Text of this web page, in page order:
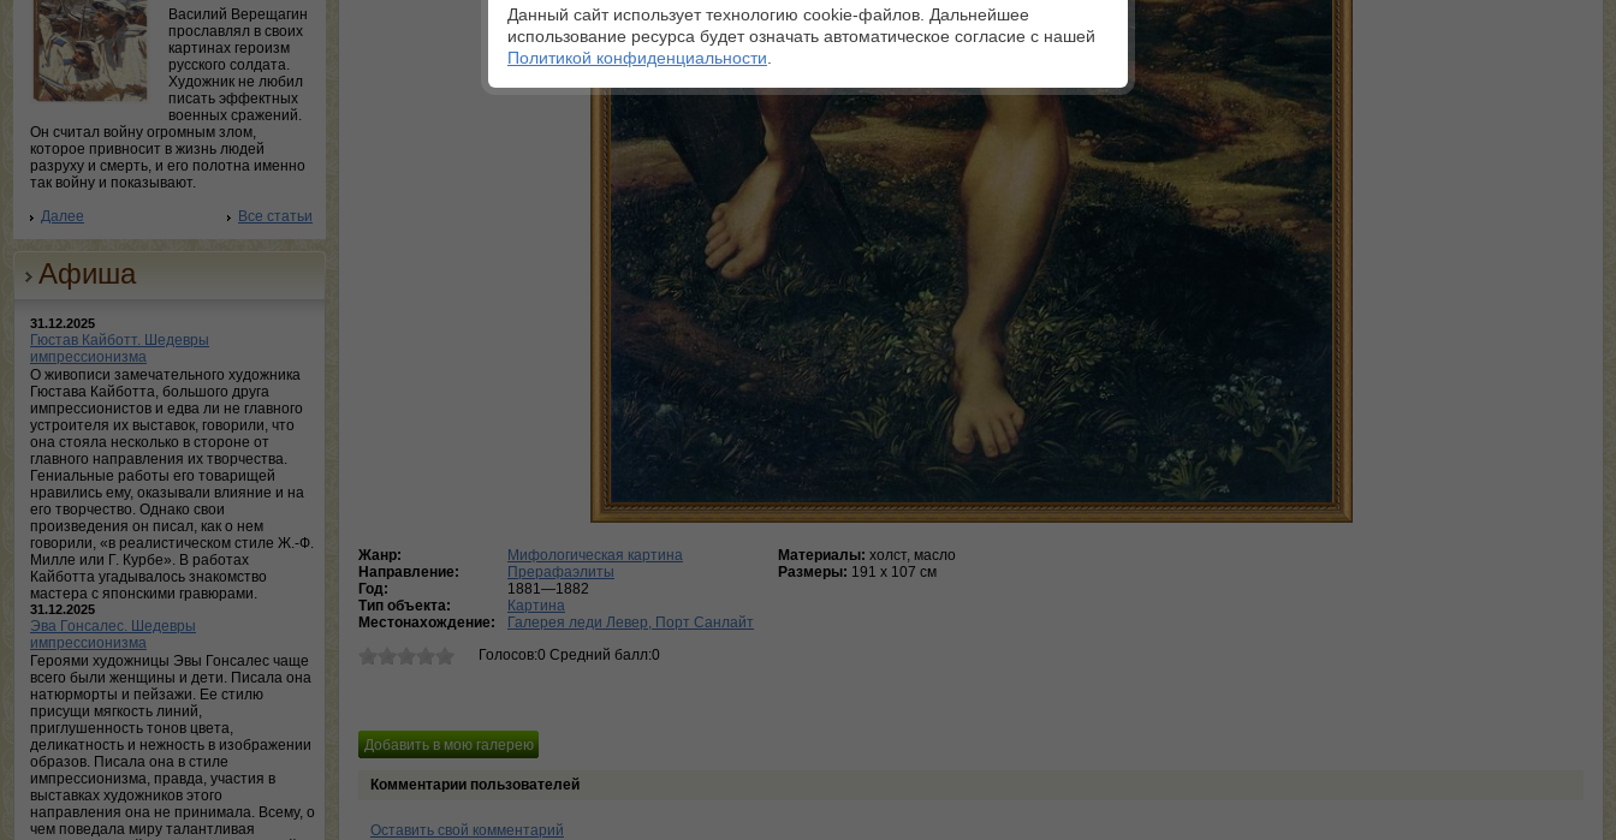
Василий Верещагин
прославлял в своих
картинах героизм
русского солдата.
Художник не любил
писать эффектных
военных сражений.
Он считал войну огромным злом,
которое привносит в жизнь людей
разруху и смерть, и его полотна именно
так войну и показывают.
Далее
Все статьи
Афиша
31.12.2025
Гюстав Кайботт. Шедевры
импрессионизма
О живописи замечательного художника
Гюстава Кайботта, большого друга
импрессионистов и едва ли не главного
устроителя их выставок, говорили, что
она стояла несколько в стороне от
главного направления их творчества.
Гениальные работы его товарищей
нравились ему, оказывали влияние и на
его творчество. Однако свои
произведения он писал, как о нем
говорили, «в реалистическом стиле Ж.-Ф.
Милле или Г. Курбе». В работах
Кайботта угадывалось знакомство
мастера с японскими гравюрами.
31.12.2025
Эва Гонсалес. Шедевры
импрессионизма
Героями художницы Эвы Гонсалес чаще
всего были женщины и дети. Писала она
натюрморты и пейзажи. Ее стилю
присущи мягкость линий,
приглушенность тонов цвета,
деликатность и нежность в изображении
образов. Писала она в стиле
импрессионизма, правда, участия в
выставках художников этого
направления она не принимала. Всему, о
чем поведала миру талантливая
Жанр:
Мифологическая картина
Направление:
Прерафаэлиты
Год:
1881—1882
Тип объекта:
Картина
Местонахождение:
Галерея леди Левер, Порт Санлайт
Голосов:0 Средний балл:0
Материалы: холст, масло
Размеры: 191 х 107 см
Комментарии пользователей
Оставить свой комментарий
Данный сайт использует технологию cookie-файлов. Дальнейшее
использование ресурса будет означать автоматическое согласие с нашей
Политикой конфиденциальности